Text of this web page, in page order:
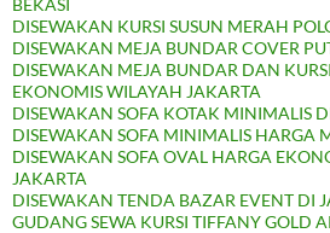
BEKASI
DISEWAKAN KURSI SUSUN MERAH
DISEWAKAN MEJA BUNDAR COVER
DISEWAKAN MEJA BUNDAR DAN
EKONOMIS WILAYAH JAKARTA
DISEWAKAN SOFA KOTAK MINIMALIS
DISEWAKAN SOFA MINIMALIS HARGA
DISEWAKAN SOFA OVAL HARGA
JAKARTA
DISEWAKAN TENDA BAZAR EVENT DI
GUDANG SEWA KURSI TIFFANY GOLD